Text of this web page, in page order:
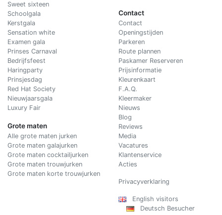
Sweet sixteen
Schoolgala
Kerstgala
Sensation white
Examen gala
Prinses Carnaval
Bedrijfsfeest
Haringparty
Prinsjesdag
Red Hat Society
Nieuwjaarsgala
Luxury Fair
Grote maten
Alle grote maten jurken
Grote maten galajurken
Grote maten cocktailjurken
Grote maten trouwjurken
Grote maten korte trouwjurken
Contact
Contact
Openingstijden
Parkeren
Route plannen
Paskamer Reserveren
Prijsinformatie
Kleurenkaart
F.A.Q.
Kleermaker
Nieuws
Blog
Reviews
Media
Vacatures
Klantenservice
Acties
Privacyverklaring
English visitors
Deutsch Besucher